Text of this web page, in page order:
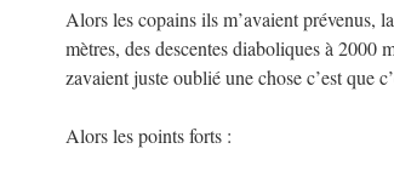
Alors les copains ils m’avaient prévenus,
mètres, des descentes diaboliques à 2000
zavaient juste oublié une chose c’est que
Alors les points forts :